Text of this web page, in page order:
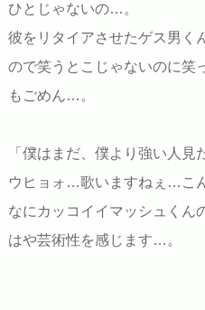
ひとじゃないの…。
彼をリタイアさせたゲス男く
ので笑うとこじゃないのに
もごめん…。
「僕はまだ、僕より強い人見
ウヒョォ…歌いますねぇ…こ
なにカッコイイマッシュくん
はや芸術性を感じます…。